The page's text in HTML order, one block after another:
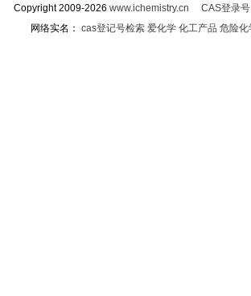
Copyright 2009-2026www.ichemistry.cn
CAS登录
网络实名： cas登记号检索 爱化学 化工产品 危险化